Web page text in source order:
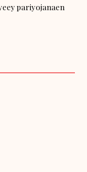
pariyojanaen